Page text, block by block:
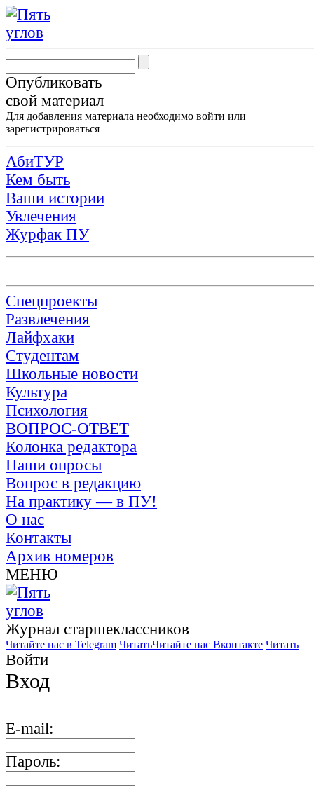
Опубликовать
свой материал
Для добавления материала необходимо войти или
зарегистрироваться
АбиТУР
Кем быть
Ваши истории
Увлечения
Журфак ПУ
Спецпроекты
Развлечения
Лайфхаки
Студентам
Школьные новости
Культура
Психология
ВОПРОС-ОТВЕТ
Колонка редактора
Наши опросы
Вопрос в редакцию
На практику — в ПУ!
О нас
Контакты
Архив номеров
МЕНЮ
Журнал старшекласcников
Читайте нас в Telegram ЧитатьЧитайте нас Вконтакте Читать
Войти
Вход
E-mail:
Пароль: